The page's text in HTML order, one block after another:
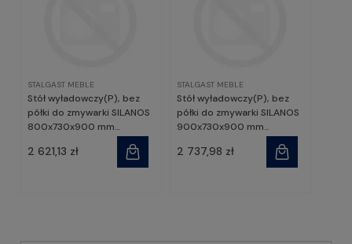
STALGAST MEBLE
Stół wyładowczy(P), bez
półki do zmywarki SILANOS
800x730x900 mm
2 621,13 zł
STALGAST MEBLE
Stół wyładowczy(P), bez
półki do zmywarki SILANOS
900x730x900 mm
2 737,98 zł